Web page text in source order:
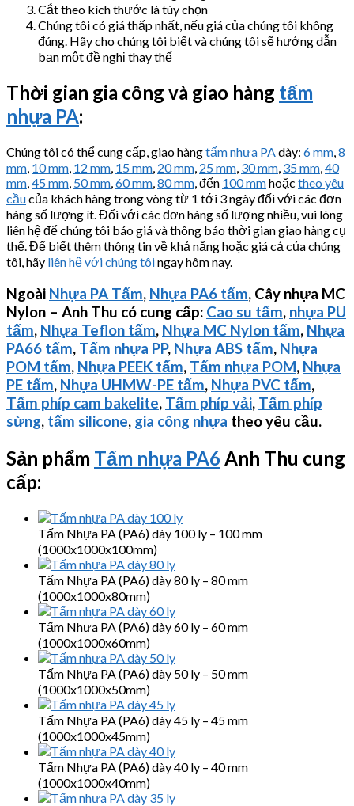
Cắt theo kích thước là tùy chọn
Chúng tôi có giá thấp nhất, nếu giá của chúng tôi không
đúng. Hãy cho chúng tôi biết và chúng tôi sẽ hướng dẫn
bạn một đề nghị thay thế
Thời gian gia công và giao hàng tấm
nhựa PA:
Chúng tôi có thể cung cấp, giao hàngtấm nhựa PAdày: 6 mm,8
mm, 10 mm, 12 mm, 15 mm, 20 mm, 25 mm, 30 mm, 35 mm,40
mm,45 mm, 50 mm,60 mm,80 mm, đến 100 mmhoặc theo yêu
cầucủa khách hàng trong vòng từ 1 tới 3 ngày đối với các đơn
hàng số lượng ít. Đối với các đơn hàng số lượng nhiều, vui lòng
liên hệ để chúng tôi báo giá và thông báo thời gian giao hàng cụ
thể. Để biết thêm thông tin về khả năng hoặc giá cả của chúng
tôi, hãy liên hệ với chúng tôingay hôm nay.
Ngoài Nhựa PA Tấm, Nhựa PA6 tấm, Cây nhựa MC
Nylon – Anh Thu có cung cấp: Cao su tấm, nhựa PU
tấm, Nhựa Teflon tấm, Nhựa MC Nylon tấm, Nhựa
PA66 tấm, Tấm nhựa PP, Nhựa ABS tấm, Nhựa
POM tấm, Nhựa PEEK tấm, Tấm nhựa POM, Nhựa
PE tấm, Nhựa UHMW-PE tấm, Nhựa PVC tấm,
Tấm phíp cam bakelite, Tấm phíp vải, Tấm phíp
sừng, tấm silicone, gia công nhựa theo yêu cầu.
Sản phẩm Tấm nhựa PA6 Anh Thu cung
cấp:
Tấm Nhựa PA (PA6) dày 100 ly – 100 mm
(1000x1000x100mm)
Tấm Nhựa PA (PA6) dày 80 ly – 80 mm
(1000x1000x80mm)
Tấm Nhựa PA (PA6) dày 60 ly – 60 mm
(1000x1000x60mm)
Tấm Nhựa PA (PA6) dày 50 ly – 50 mm
(1000x1000x50mm)
Tấm Nhựa PA (PA6) dày 45 ly – 45 mm
(1000x1000x45mm)
Tấm Nhựa PA (PA6) dày 40 ly – 40 mm
(1000x1000x40mm)